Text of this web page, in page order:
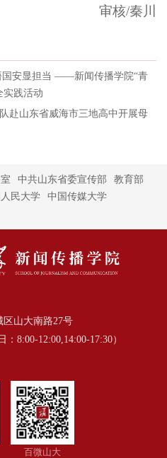
审核/秦川
国安显担当 ——新闻传播学院“青
实践活动
赴山东省威海市三地高中开展母
中共山东省委宣传部
教育部
民大学
中国传媒大学
山大南路27号
：8:00-12:00,14:00-17:30）
百微山大